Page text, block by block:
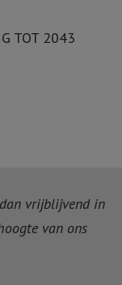
TOT 2043
vrijblijvend in
van ons